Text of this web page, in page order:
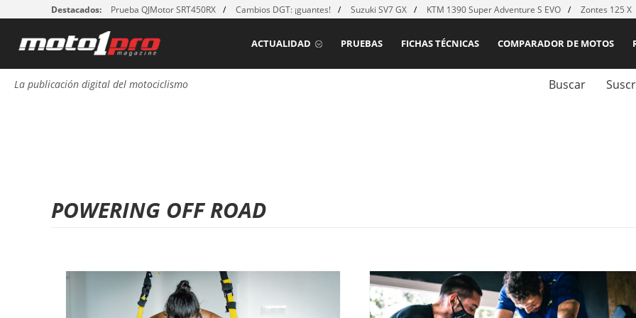
Destacados: Prueba QJMotor SRT450RX Cambios DGT: ¡guantes! Suzuki SV7 GX KTM 1390 Super Adventure S EVO Zontes 125 X
COMPARADOR DE MOTOS
FICHAS TÉCNICAS
PRUEBAS
ACTUALIDAD
La publicación digital del motociclismo Buscar
POWERING OFF ROAD